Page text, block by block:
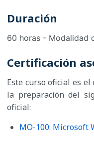
Duración
60 horas - Modalidad
Certificación
Este curso oficial es
la preparación del
oficial:
MO-100: Microsoft